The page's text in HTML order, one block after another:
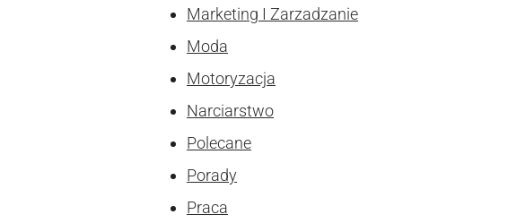
Marketing I Zarzadzanie
Moda
Motoryzacja
Narciarstwo
Polecane
Porady
Praca